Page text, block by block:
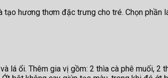
hương thơm đặc trưng cho tré. Chọn phần
lá ổi. Thêm gia vị gồm: 2 thìa cà phê muối,